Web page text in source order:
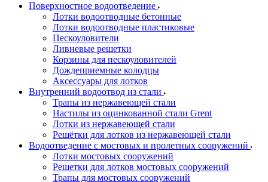
Поверхностное водоотведение
Лотки водоотводные бетонные
Лотки водоотводные пластиковые
Пескоуловители
Ливневые решетки
Корзины для пескоуловителей
Дождеприемные колодцы
Аксессуары для лотков
Внутренний водоотвод из стали
Трапы из нержавеющей стали
Настилы из оцинкованной стали Grent
Лотки из нержавеющей стали
Решётки для лотков из нержавеющей стали
Водоотведение с мостовых и пролетных сооружений
Лотки мостовых сооружений
Решетки для лотков мостовых сооружений
Трапы для мостовых сооружений